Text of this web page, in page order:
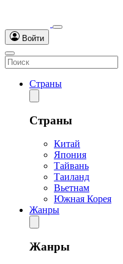
Войти
Страны
Страны
Китай
Япония
Тайвань
Таиланд
Вьетнам
Южная Корея
Жанры
Жанры